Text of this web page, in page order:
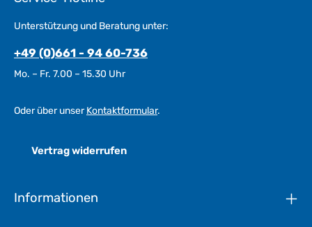
Unterstützung und Beratung unter:
+49 (0)661 - 94 60-736
Mo. – Fr. 7.00 – 15.30 Uhr
Oder über unserKontaktformular.
Vertrag widerrufen
Informationen